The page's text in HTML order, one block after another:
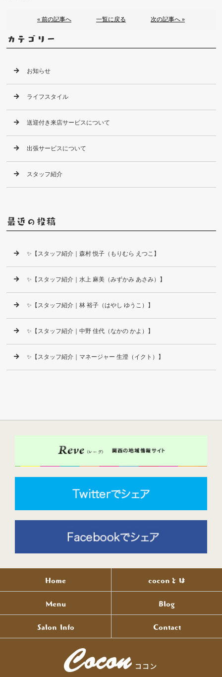
« 前の記事へ 一覧に戻る 次の記事へ »
カテゴリー
お知らせ
ライフスタイル
送迎付き来店サービスについて
出張サービスについて
スタッフ紹介
最近の投稿
✨【スタッフ紹介｜森村 悦子（もりむら えつこ】
✨【スタッフ紹介｜水上 麻美（みずかみ あさみ）】
✨【スタッフ紹介｜林 裕子（はやし ゆうこ）】
✨【スタッフ紹介｜中野 佳代（なかの かよ）】
✨【スタッフ紹介｜マネージャー 生澄（イクト）】
Home coconとは
Menu Blog
Salon Info Contact